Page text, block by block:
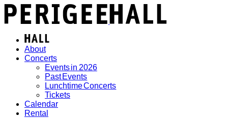
About
Concerts
Events in 2026
Past Events
Lunchtime Concerts
Tickets
Calendar
Rental